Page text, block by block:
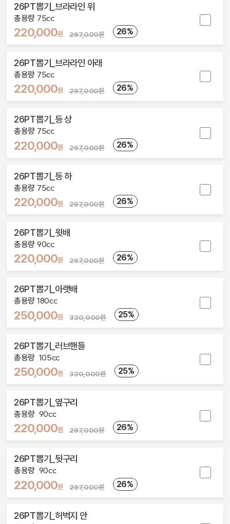
26PT뽑기_브라라인 위
총용량 75cc
220,000원 297,000원 26%
26PT뽑기_브라라인 아래
총용량 75cc
220,000원 297,000원 26%
26PT뽑기_등 상
총용량 75cc
220,000원 297,000원 26%
26PT뽑기_등 하
총용량 75cc
220,000원 297,000원 26%
26PT뽑기_윗배
총용량 90cc
220,000원 297,000원 26%
26PT뽑기_아랫배
총용량 180cc
250,000원 330,000원 25%
26PT뽑기_러브핸들
총용량  105cc
250,000원 330,000원 25%
26PT뽑기_옆구리
총용량  90cc
220,000원 297,000원 26%
26PT뽑기_뒷구리
총용량  90cc
220,000원 297,000원 26%
26PT뽑기_허벅지 안